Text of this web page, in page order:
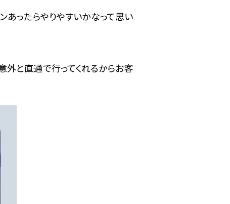
ったらやりやすいかなって思い
外と直通で行ってくれるからお客